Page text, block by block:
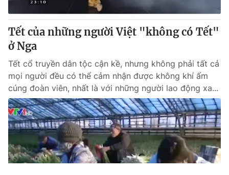
Tết của những người Việt "không có Tết"
ở Nga
Tết cổ truyền dân tộc cận kề, nhưng không phải tất cả
mọi người đều có thể cảm nhận được không khí ấm
cúng đoàn viên, nhất là với những người lao động xa...